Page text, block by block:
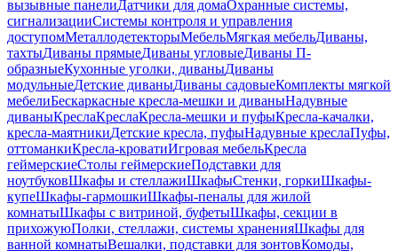
вызывные панелиДатчики для домаОхранные системы,
сигнализацииСистемы контроля и управления
доступомМеталлодетекторыМебельМягкая мебельДиваны,
тахтыДиваны прямыеДиваны угловыеДиваны П-
образныеКухонные уголки, диваныДиваны
модульныеДетские диваныДиваны садовыеКомплекты мягкой
мебелиБескаркасные кресла-мешки и диваныНадувные
диваныКреслаКреслаКресла-мешки и пуфыКресла-качалки,
кресла-маятникиДетские кресла, пуфыНадувные креслаПуфы,
оттоманкиКресла-кроватиИгровая мебельКресла
геймерскиеСтолы геймерскиеПодставки для
ноутбуковШкафы и стеллажиШкафыСтенки, горкиШкафы-
купеШкафы-гармошкиШкафы-пеналы для жилой
комнатыШкафы с витриной, буфетыШкафы, секции в
прихожуюПолки, стеллажи, системы храненияШкафы для
ванной комнатыВешалки, подставки для зонтовКомоды,